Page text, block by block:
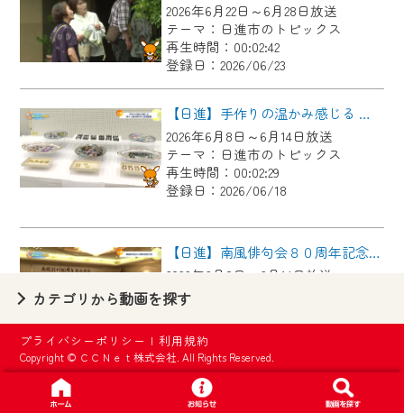
2026年6月22日～6月28日放送
テーマ：日進市のトピックス
再生時間：00:02:42
登録日：2026/06/23
【日進】手作りの温かみ感じる 第４３回日進市手工芸連盟展
2026年6月8日～6月14日放送
テーマ：日進市のトピックス
再生時間：00:02:29
登録日：2026/06/18
【日進】南風俳句会８０周年記念大会
2026年6月8日～6月14日放送
テーマ：日進市のトピックス
再生時間：00:02:42
登録日：2026/06/18
【日進】元中日ドラゴンズ山本昌広さんが教える野球教室
2026年6月1日～6月7日放送
カテゴリから動画を探す
プライバシーポリシー |利用規約
Copyright © ＣＣＮｅｔ株式会社. All Rights Reserved.
【ご注意】
2024年9月24日からはご加入者様へのサー
ビス向上のため、
『CCNet Web TV』を利用いただくには、
一部コンテンツを除き、
CCNetサービスへの加入と『CCNetマイ
ページ※』へのログインが必要となりま
す。
いたします。
要となります。
※MyIDとは、CCNet Web TVを含むCCNetの
各種サービスをご利用頂くためのIDです。
IDはお客様が使っているメールアドレス
で設定できます。